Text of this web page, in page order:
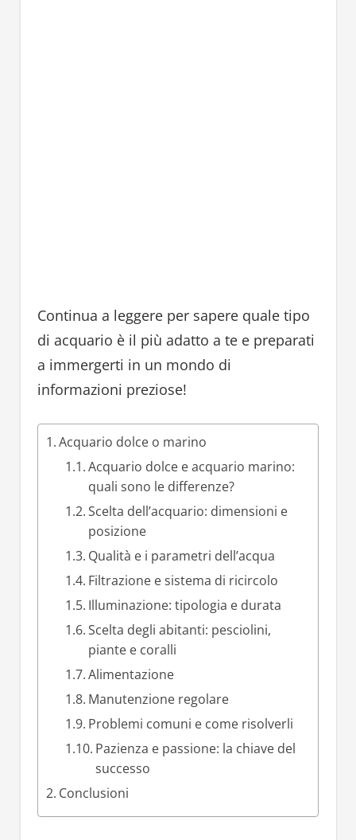
Continua a leggere per sapere quale tipo
di acquario è il più adatto a te e preparati
a immergerti in un mondo di
informazioni preziose!
Acquario dolce o marino
Acquario dolce e acquario marino:
quali sono le differenze?
Scelta dell’acquario: dimensioni e
posizione
Qualità e i parametri dell’acqua
Filtrazione e sistema di ricircolo
Illuminazione: tipologia e durata
Scelta degli abitanti: pesciolini,
piante e coralli
Alimentazione
Manutenzione regolare
Problemi comuni e come risolverli
Pazienza e passione: la chiave del
successo
Conclusioni